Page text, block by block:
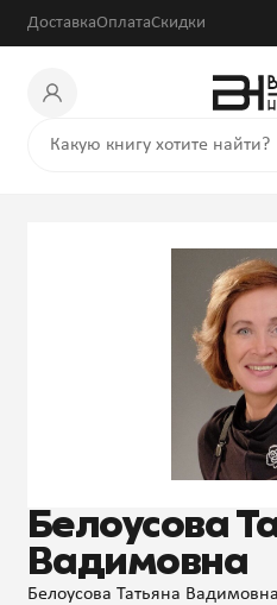
ДоставкаОплатаСкидки
Белоусова
Вадимовна
Белоусова Татьяна